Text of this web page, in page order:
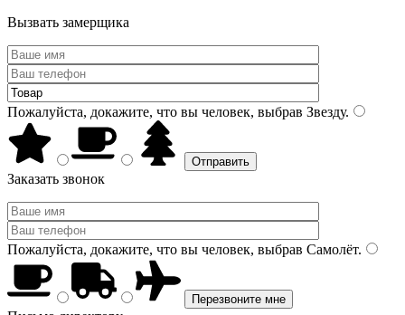
Вызвать замерщика
Пожалуйста, докажите, что вы человек, выбрав Звезду.
Заказать звонок
Пожалуйста, докажите, что вы человек, выбрав Самолёт.